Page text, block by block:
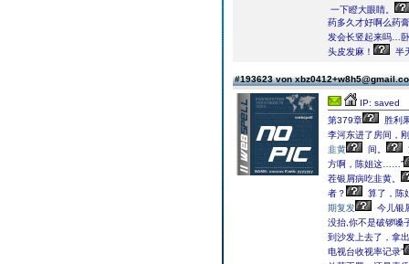
一下瞪大眼睛。
药多久才好啊么药
发会长竖起来吗…
头皮发麻！
半
#193623 von
IP: saved
第379章
胜利
李河东进了房间，
韭黄
间。
方啊，陈姐这……”
茬银屑病吃韭黄。
者？
算了，陈
期复发
今儿银
没抬,你不是破锣嗓
到沙发上去了，拿
电视台收视率记录”